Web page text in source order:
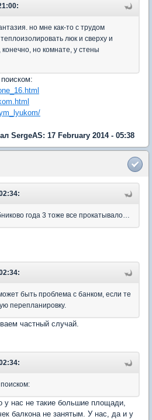
но мне как-то с трудом
люк и сверху и
но комнате, у стены
SergeAS: 17 February 2014 - 05:38
года 3 тоже все прокатывало…
быть проблема с банком, если те
перепланировку.
частный случай.
у нас не такие большие площади,
балкона не занятым. У нас, да и у